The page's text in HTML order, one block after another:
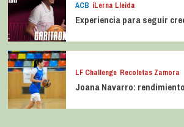
ACB iLerna Lleida
Experiencia para seguir
LF Challenge Recoletas Zamora
Joana Navarro: